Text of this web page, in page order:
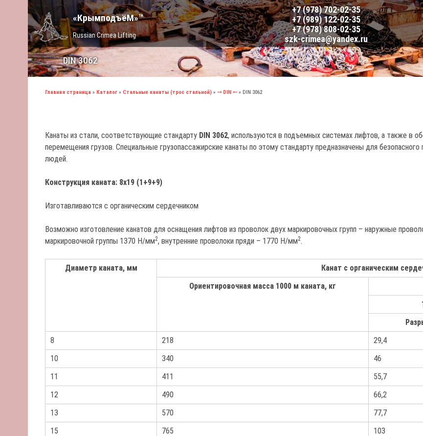
«КрымподъёМ»™
Russian Crimea Lifting
+7 (978) 702-02-35
+7 (989) 122-02-35
+7 (978) 808-02-35
szk-crimea@yandex.ru
DIN 3062
Главная страница » Каталог » Стальные канаты (трос стальной) » ⤍ DIN ⤌ » DIN 3062
Канаты из стали, соответствующие стандарту DIN 3062, используются в подъемных системах лифтов, а также в
перемещения грузов. Специальные грузопассажирские канаты по этому стандарту предназначены для безопасного
людей.
Конструкция каната: 8х19 (1+9+9)
Изготавливаются с органическим сердечником
Возможно изготовление канатов для оснащения лифтов из проволок двух маркировочных групп – наружные
маркировочной группы 1370 Н/мм2, внутренние проволоки пряди – 1770 Н/мм2.
Диаметр каната, мм
Канат с органическим
Ориентировочная масса 1000 м каната, кг
8
218 29,4
10
340 46
11
411 55,7
12
490 66,2
13
570 77,7
15
765 103